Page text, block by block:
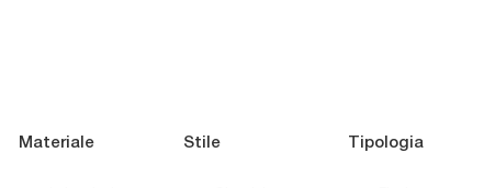
Materiale Stile Tipologia